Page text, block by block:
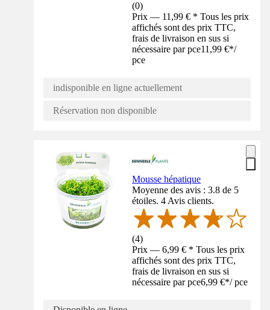
(0)
Prix — 11,99 € * Tous les prix
affichés sont des prix TTC,
frais de livraison en sus si
nécessaire par pce11,99 €*/
pce
indisponible en ligne actuellement
Réservation non disponible
Mousse hépatique
Moyenne des avis : 3.8 de 5
étoiles. 4 Avis clients.
(4)
Prix — 6,99 € * Tous les prix
affichés sont des prix TTC,
frais de livraison en sus si
nécessaire par pce6,99 €*/ pce